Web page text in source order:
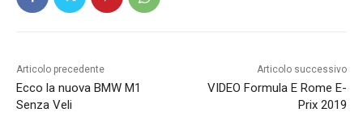
Articolo precedente
Ecco la nuova BMW M1
Senza Veli
Articolo successivo
VIDEO Formula E Rome E-
Prix 2019